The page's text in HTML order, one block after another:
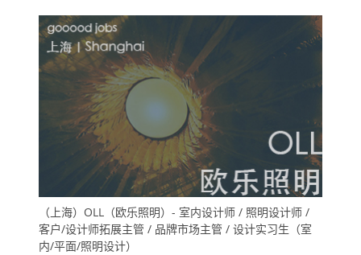
（上海）OLL（欧乐照明）- 室内设计师 / 照明设计师 /
客户/设计师拓展主管 / 品牌市场主管 / 设计实习生（室
内/平面/照明设计）